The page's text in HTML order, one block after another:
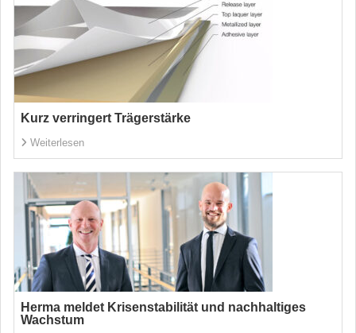
Kurz verringert Trägerstärke
Weiterlesen
Herma meldet Krisenstabilität und nachhaltiges
Wachstum